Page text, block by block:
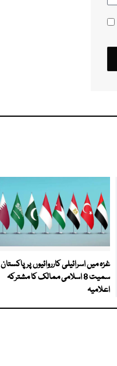
غزہ میں اسرائیلی کارروائیوں پر پاکستان
سمیت 8 اسلامی ممالک کا مشترکہ
اعلامیہ